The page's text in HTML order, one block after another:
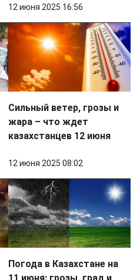
12 июня 2025 16:56
Сильный ветер, грозы и
жара – что ждет
казахстанцев 12 июня
12 июня 2025 08:02
Погода в Казахстане на
11 июня: грозы, град и